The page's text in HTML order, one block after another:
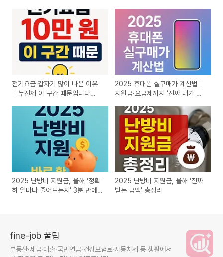
전기요금 갑자기 많이 나온 이유
｜누진제 이 구간 때문입니다
2025 휴대폰 실구매가 계산법｜
지원금·요금제까지 ‘진짜 내가 내
2025 난방비 지원금, 올해 ‘정확
히 얼마나 줄어드는지’ 3분 만에
2025 난방비 지원금, 올해 ‘진짜
받는 금액’ 총정리
fine-job 꿀팁
부동산·세금·대출·국민연금·건강보험료·자동차세 등 생활에서